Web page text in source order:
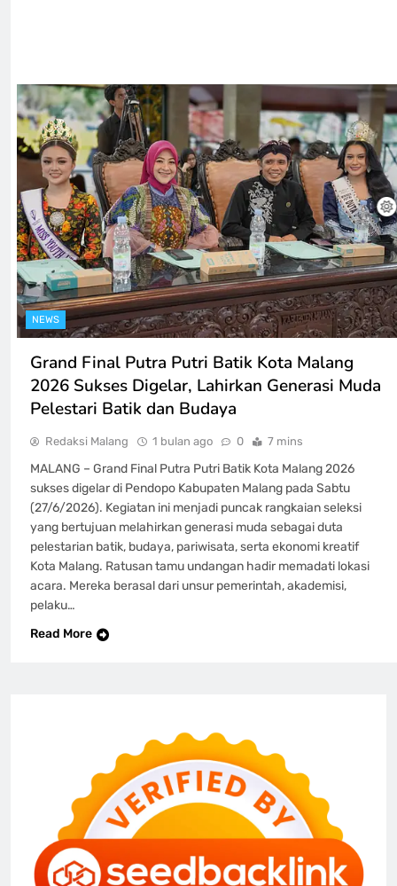
NEWS
Grand Final Putra Putri Batik Kota Malang
2026 Sukses Digelar, Lahirkan Generasi Muda
Pelestari Batik dan Budaya
Redaksi Malang 1 bulan ago 0 7 mins
MALANG – Grand Final Putra Putri Batik Kota Malang 2026
sukses digelar di Pendopo Kabupaten Malang pada Sabtu
(27/6/2026). Kegiatan ini menjadi puncak rangkaian seleksi
yang bertujuan melahirkan generasi muda sebagai duta
pelestarian batik, budaya, pariwisata, serta ekonomi kreatif
Kota Malang. Ratusan tamu undangan hadir memadati lokasi
acara. Mereka berasal dari unsur pemerintah, akademisi,
pelaku…
Read More